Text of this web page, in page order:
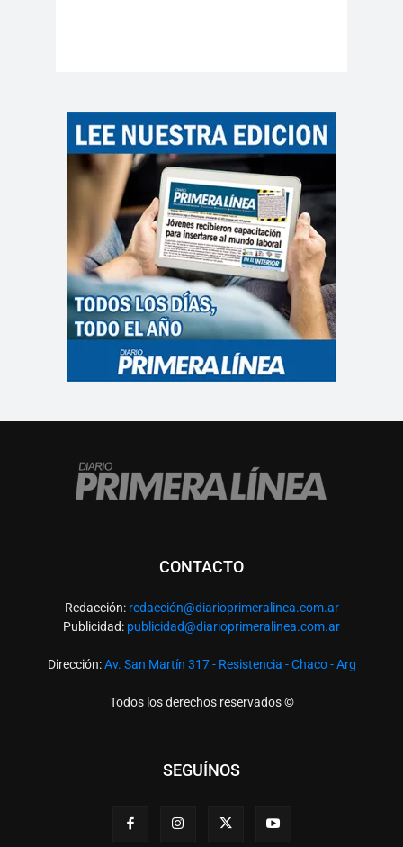
CONTACTO
Redacción: redacción@diarioprimeralinea.com.ar
Publicidad: publicidad@diarioprimeralinea.com.ar
Dirección:Av. San Martín 317 - Resistencia - Chaco - Arg
Todos los derechos reservados ©
SEGUÍNOS